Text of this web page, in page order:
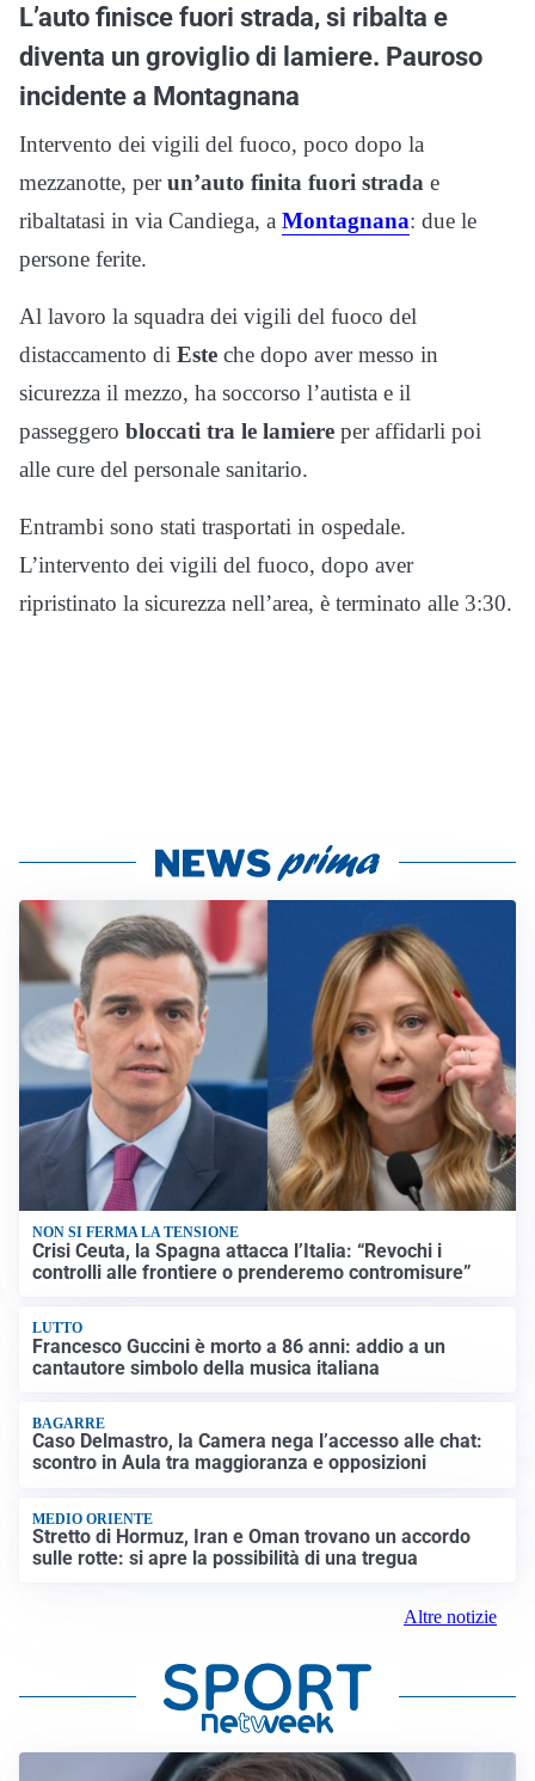
L’auto finisce fuori strada, si ribalta e
diventa un groviglio di lamiere. Pauroso
incidente a Montagnana
Intervento dei vigili del fuoco, poco dopo la
mezzanotte, perun’auto finita fuori strada e
ribaltatasi in via Candiega, a Montagnana: due le
persone ferite.
Al lavoro la squadra dei vigili del fuoco del
distaccamento di Este che dopo aver messo in
sicurezza il mezzo, ha soccorso l’autista e il
passeggero bloccati tra le lamiere per affidarli poi
alle cure del personale sanitario.
Entrambi sono stati trasportati in ospedale.
L’intervento dei vigili del fuoco, dopo aver
ripristinato la sicurezza nell’area, è terminato alle 3:30.
NON SI FERMA LA TENSIONE
Crisi Ceuta, la Spagna attacca l’Italia: “Revochi i
controlli alle frontiere o prenderemo contromisure”
LUTTO
Francesco Guccini è morto a 86 anni: addio a un
cantautore simbolo della musica italiana
BAGARRE
Caso Delmastro, la Camera nega l’accesso alle chat:
scontro in Aula tra maggioranza e opposizioni
MEDIO ORIENTE
Stretto di Hormuz, Iran e Oman trovano un accordo
sulle rotte: si apre la possibilità di una tregua
Altre notizie